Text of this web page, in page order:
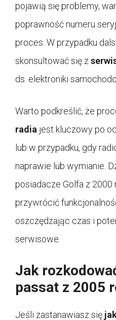
pojawią się problemy,
poprawność numeru
proces. W przypadku
skonsultować się z
ds. elektroniki
Warto podkreślić, że
radia jest kluczowy po
lub w przypadku, gdy
naprawie lub wymianie.
posiadacze Golfa z
przywrócić
oszczędzając czas i
serwisowe.
Jak
passat z 2005
Jeśli zastanawiasz się